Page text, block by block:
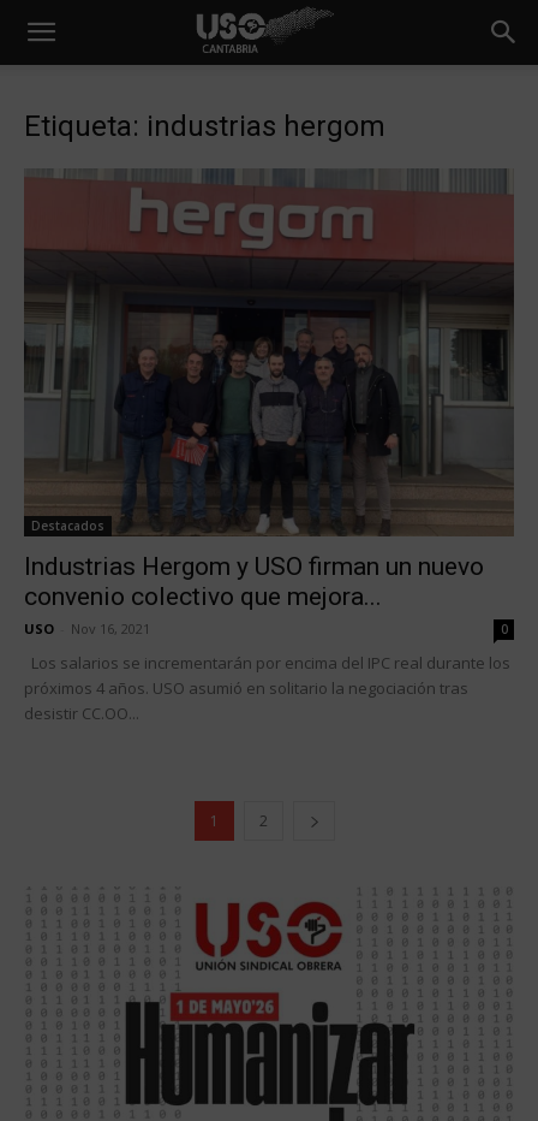
Etiqueta: industrias hergom
Destacados
Industrias Hergom y USO firman un nuevo
convenio colectivo que mejora...
USO Nov 16, 2021 0
Los salarios se incrementarán por encima del IPC real durante los
próximos 4 años. USO asumió en solitario la negociación tras
desistir CC.OO...
1 2